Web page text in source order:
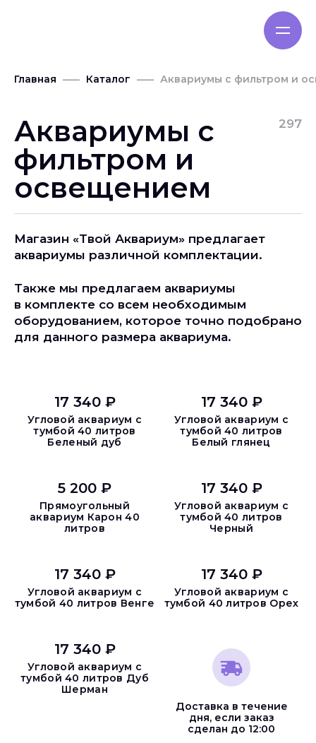
Главная Каталог Аквариумы с фильтром и
Аквариумы с
фильтром и
освещением
297
Магазин «Твой Аквариум» предлагает
аквариумы различной комплектации.
Также мы предлагаем аквариумы
в комплекте со всем необходимым
оборудованием, которое точно подобрано
для данного размера аквариума.
17 340 ₽
Угловой аквариум с
тумбой 40 литров
Беленый дуб
17 340 ₽
Угловой аквариум с
тумбой 40 литров
Белый глянец
5 200 ₽
Прямоугольный
аквариум Карон 40
литров
17 340 ₽
Угловой аквариум с
тумбой 40 литров
Черный
17 340 ₽
Угловой аквариум с
тумбой 40 литров Венге
17 340 ₽
Угловой аквариум с
тумбой 40 литров Орех
17 340 ₽
Угловой аквариум с
тумбой 40 литров Дуб
Шерман
Доставка в течение
дня, если заказ
сделан до 12:00